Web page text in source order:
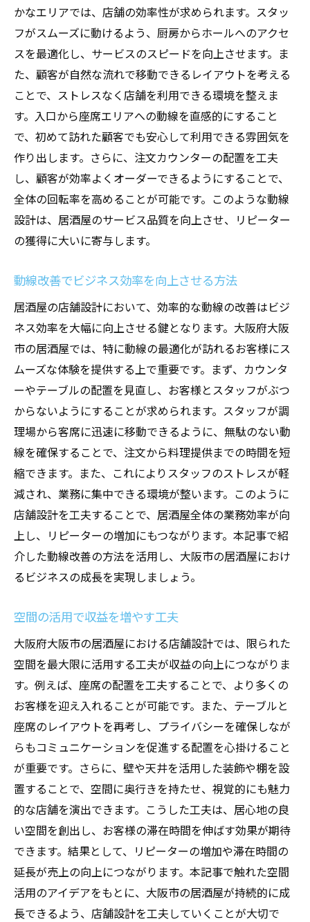
かなエリアでは、店舗の効率性が求められます。スタッ
フがスムーズに動けるよう、厨房からホールへのアクセ
スを最適化し、サービスのスピードを向上させます。ま
た、顧客が自然な流れで移動できるレイアウトを考える
ことで、ストレスなく店舗を利用できる環境を整えま
す。入口から座席エリアへの動線を直感的にすること
で、初めて訪れた顧客でも安心して利用できる雰囲気を
作り出します。さらに、注文カウンターの配置を工夫
し、顧客が効率よくオーダーできるようにすることで、
全体の回転率を高めることが可能です。このような動線
設計は、居酒屋のサービス品質を向上させ、リピーター
の獲得に大いに寄与します。
動線改善でビジネス効率を向上させる方法
居酒屋の店舗設計において、効率的な動線の改善はビジ
ネス効率を大幅に向上させる鍵となります。大阪府大阪
市の居酒屋では、特に動線の最適化が訪れるお客様にス
ムーズな体験を提供する上で重要です。まず、カウンタ
ーやテーブルの配置を見直し、お客様とスタッフがぶつ
からないようにすることが求められます。スタッフが調
理場から客席に迅速に移動できるように、無駄のない動
線を確保することで、注文から料理提供までの時間を短
縮できます。また、これによりスタッフのストレスが軽
減され、業務に集中できる環境が整います。このように
店舗設計を工夫することで、居酒屋全体の業務効率が向
上し、リピーターの増加にもつながります。本記事で紹
介した動線改善の方法を活用し、大阪市の居酒屋におけ
るビジネスの成長を実現しましょう。
空間の活用で収益を増やす工夫
大阪府大阪市の居酒屋における店舗設計では、限られた
空間を最大限に活用する工夫が収益の向上につながりま
す。例えば、座席の配置を工夫することで、より多くの
お客様を迎え入れることが可能です。また、テーブルと
座席のレイアウトを再考し、プライバシーを確保しなが
らもコミュニケーションを促進する配置を心掛けること
が重要です。さらに、壁や天井を活用した装飾や棚を設
置することで、空間に奥行きを持たせ、視覚的にも魅力
的な店舗を演出できます。こうした工夫は、居心地の良
い空間を創出し、お客様の滞在時間を伸ばす効果が期待
できます。結果として、リピーターの増加や滞在時間の
延長が売上の向上につながります。本記事で触れた空間
活用のアイデアをもとに、大阪市の居酒屋が持続的に成
長できるよう、店舗設計を工夫していくことが大切で